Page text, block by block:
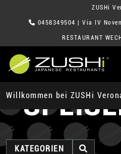
ZUSHi
0458349504 | Via IV
RESTAURANT
Willkommen bei ZUSHi
KATEGORIEN